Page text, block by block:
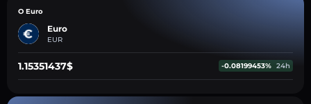
O Euro
Euro
EUR
1.15351437$ -0.08199453% 24h